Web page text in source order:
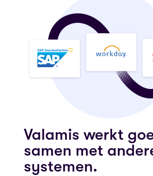
Valamis werkt
samen met
systemen.